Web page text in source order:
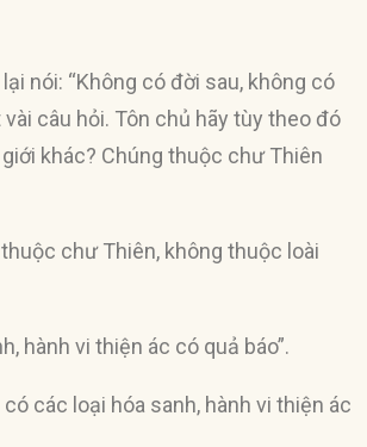
nói: “Không có đời sau, không có
câu hỏi. Tôn chủ hãy tùy theo đó
khác? Chúng thuộc chư Thiên
chư Thiên, không thuộc loài
hành vi thiện ác có quả báo”.
các loại hóa sanh, hành vi thiện ác